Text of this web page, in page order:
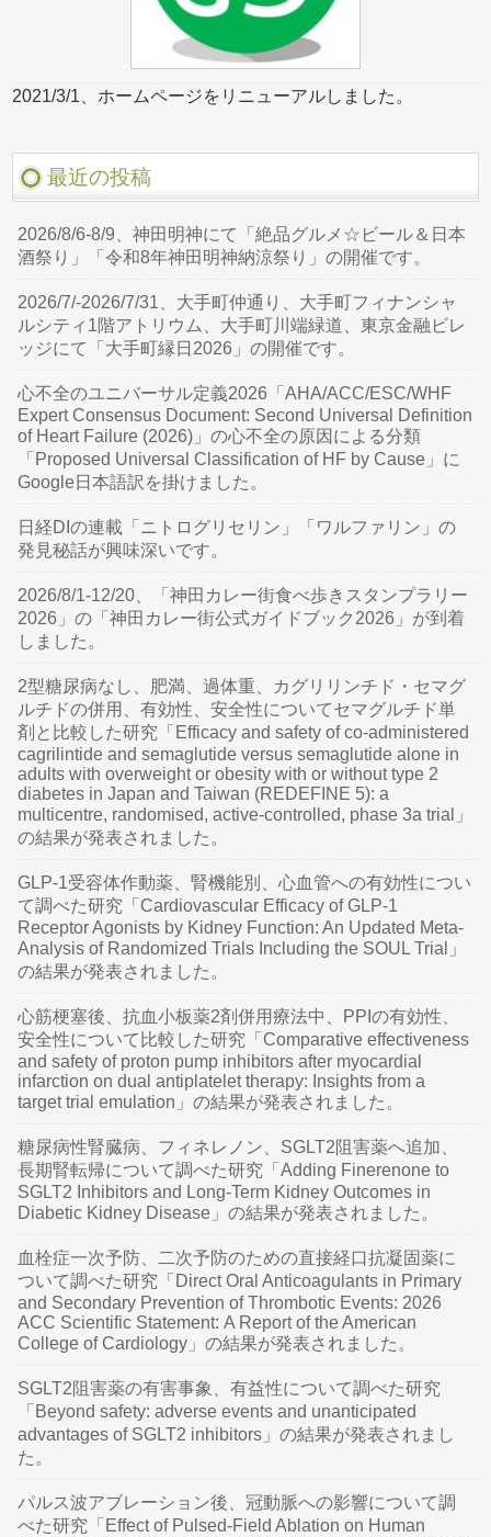
2021/3/1、ホームページをリニューアルしました。
最近の投稿
2026/8/6-8/9、神田明神にて「絶品グルメ☆ビール＆日本
酒祭り」「令和8年神田明神納涼祭り」の開催です。
2026/7/-2026/7/31、大手町仲通り、大手町フィナンシャ
ルシティ1階アトリウム、大手町川端緑道、東京金融ビレ
ッジにて「大手町縁日2026」の開催です。
心不全のユニバーサル定義2026「AHA/ACC/ESC/WHF
Expert Consensus Document: Second Universal Definition
of Heart Failure (2026)」の心不全の原因による分類
「Proposed Universal Classification of HF by Cause」に
Google日本語訳を掛けました。
日経DIの連載「ニトログリセリン」「ワルファリン」の
発見秘話が興味深いです。
2026/8/1-12/20、「神田カレー街食べ歩きスタンプラリー
2026」の「神田カレー街公式ガイドブック2026」が到着
しました。
2型糖尿病なし、肥満、過体重、カグリリンチド・セマグ
ルチドの併用、有効性、安全性についてセマグルチド単
剤と比較した研究「Efficacy and safety of co-administered
cagrilintide and semaglutide versus semaglutide alone in
adults with overweight or obesity with or without type 2
diabetes in Japan and Taiwan (REDEFINE 5): a
multicentre, randomised, active-controlled, phase 3a trial」
の結果が発表されました。
GLP-1受容体作動薬、腎機能別、心血管への有効性につい
て調べた研究「Cardiovascular Efficacy of GLP-1
Receptor Agonists by Kidney Function: An Updated Meta-
Analysis of Randomized Trials Including the SOUL Trial」
の結果が発表されました。
心筋梗塞後、抗血小板薬2剤併用療法中、PPIの有効性、
安全性について比較した研究「Comparative effectiveness
and safety of proton pump inhibitors after myocardial
infarction on dual antiplatelet therapy: Insights from a
target trial emulation」の結果が発表されました。
糖尿病性腎臓病、フィネレノン、SGLT2阻害薬へ追加、
長期腎転帰について調べた研究「Adding Finerenone to
SGLT2 Inhibitors and Long-Term Kidney Outcomes in
Diabetic Kidney Disease」の結果が発表されました。
血栓症一次予防、二次予防のための直接経口抗凝固薬に
ついて調べた研究「Direct Oral Anticoagulants in Primary
and Secondary Prevention of Thrombotic Events: 2026
ACC Scientific Statement: A Report of the American
College of Cardiology」の結果が発表されました。
SGLT2阻害薬の有害事象、有益性について調べた研究
「Beyond safety: adverse events and unanticipated
advantages of SGLT2 inhibitors」の結果が発表されまし
た。
パルス波アブレーション後、冠動脈への影響について調
べた研究「Effect of Pulsed-Field Ablation on Human